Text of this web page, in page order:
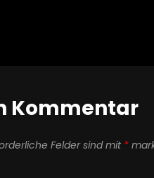
Kommentar
Felder sind mit *